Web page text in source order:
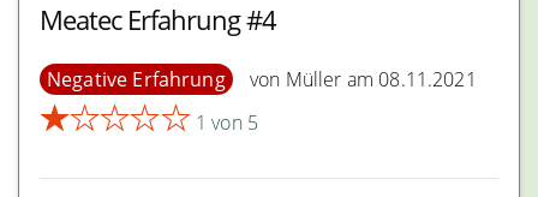
Meatec Erfahrung #4
Negative Erfahrung von Müller am 08.11.2021
★★★★★ 1 von 5